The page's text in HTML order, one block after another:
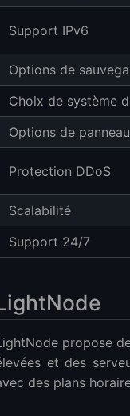
Support IPv6
Options de
Choix de système
Options de
Protection DDoS
Scalabilité
Support 24/7
propose
et des
des plans